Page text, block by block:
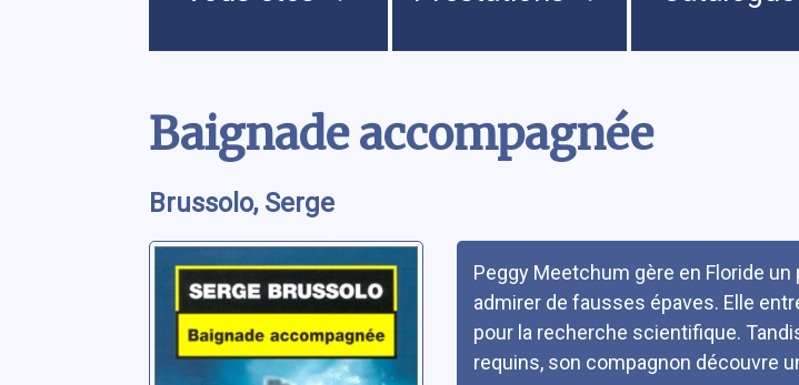
Baignade accompagnée
Brussolo, Serge
Peggy Meetchum gère en Floride
admirer de fausses épaves. Elle
pour la recherche scientifique.
requins, son compagnon découvre